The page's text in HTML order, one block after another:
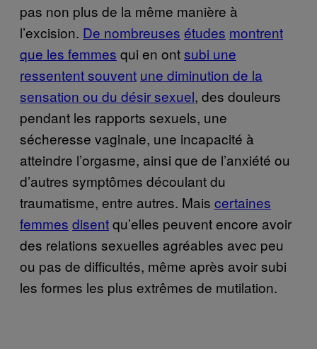
pas non plus de la même manière à
l’excision. De nombreuses études montrent
que les femmes qui en ontsubi une
ressentent souvent une diminution de la
sensation ou du désir sexuel, des douleurs
pendant les rapports sexuels, une
sécheresse vaginale, une incapacité à
atteindre l’orgasme, ainsi que de l’anxiété ou
d’autres symptômes découlant du
traumatisme, entre autres. Mais certaines
femmes disentqu’elles peuvent encore avoir
des relations sexuelles agréables avec peu
ou pas de difficultés, même après avoir subi
les formes les plus extrêmes de mutilation.